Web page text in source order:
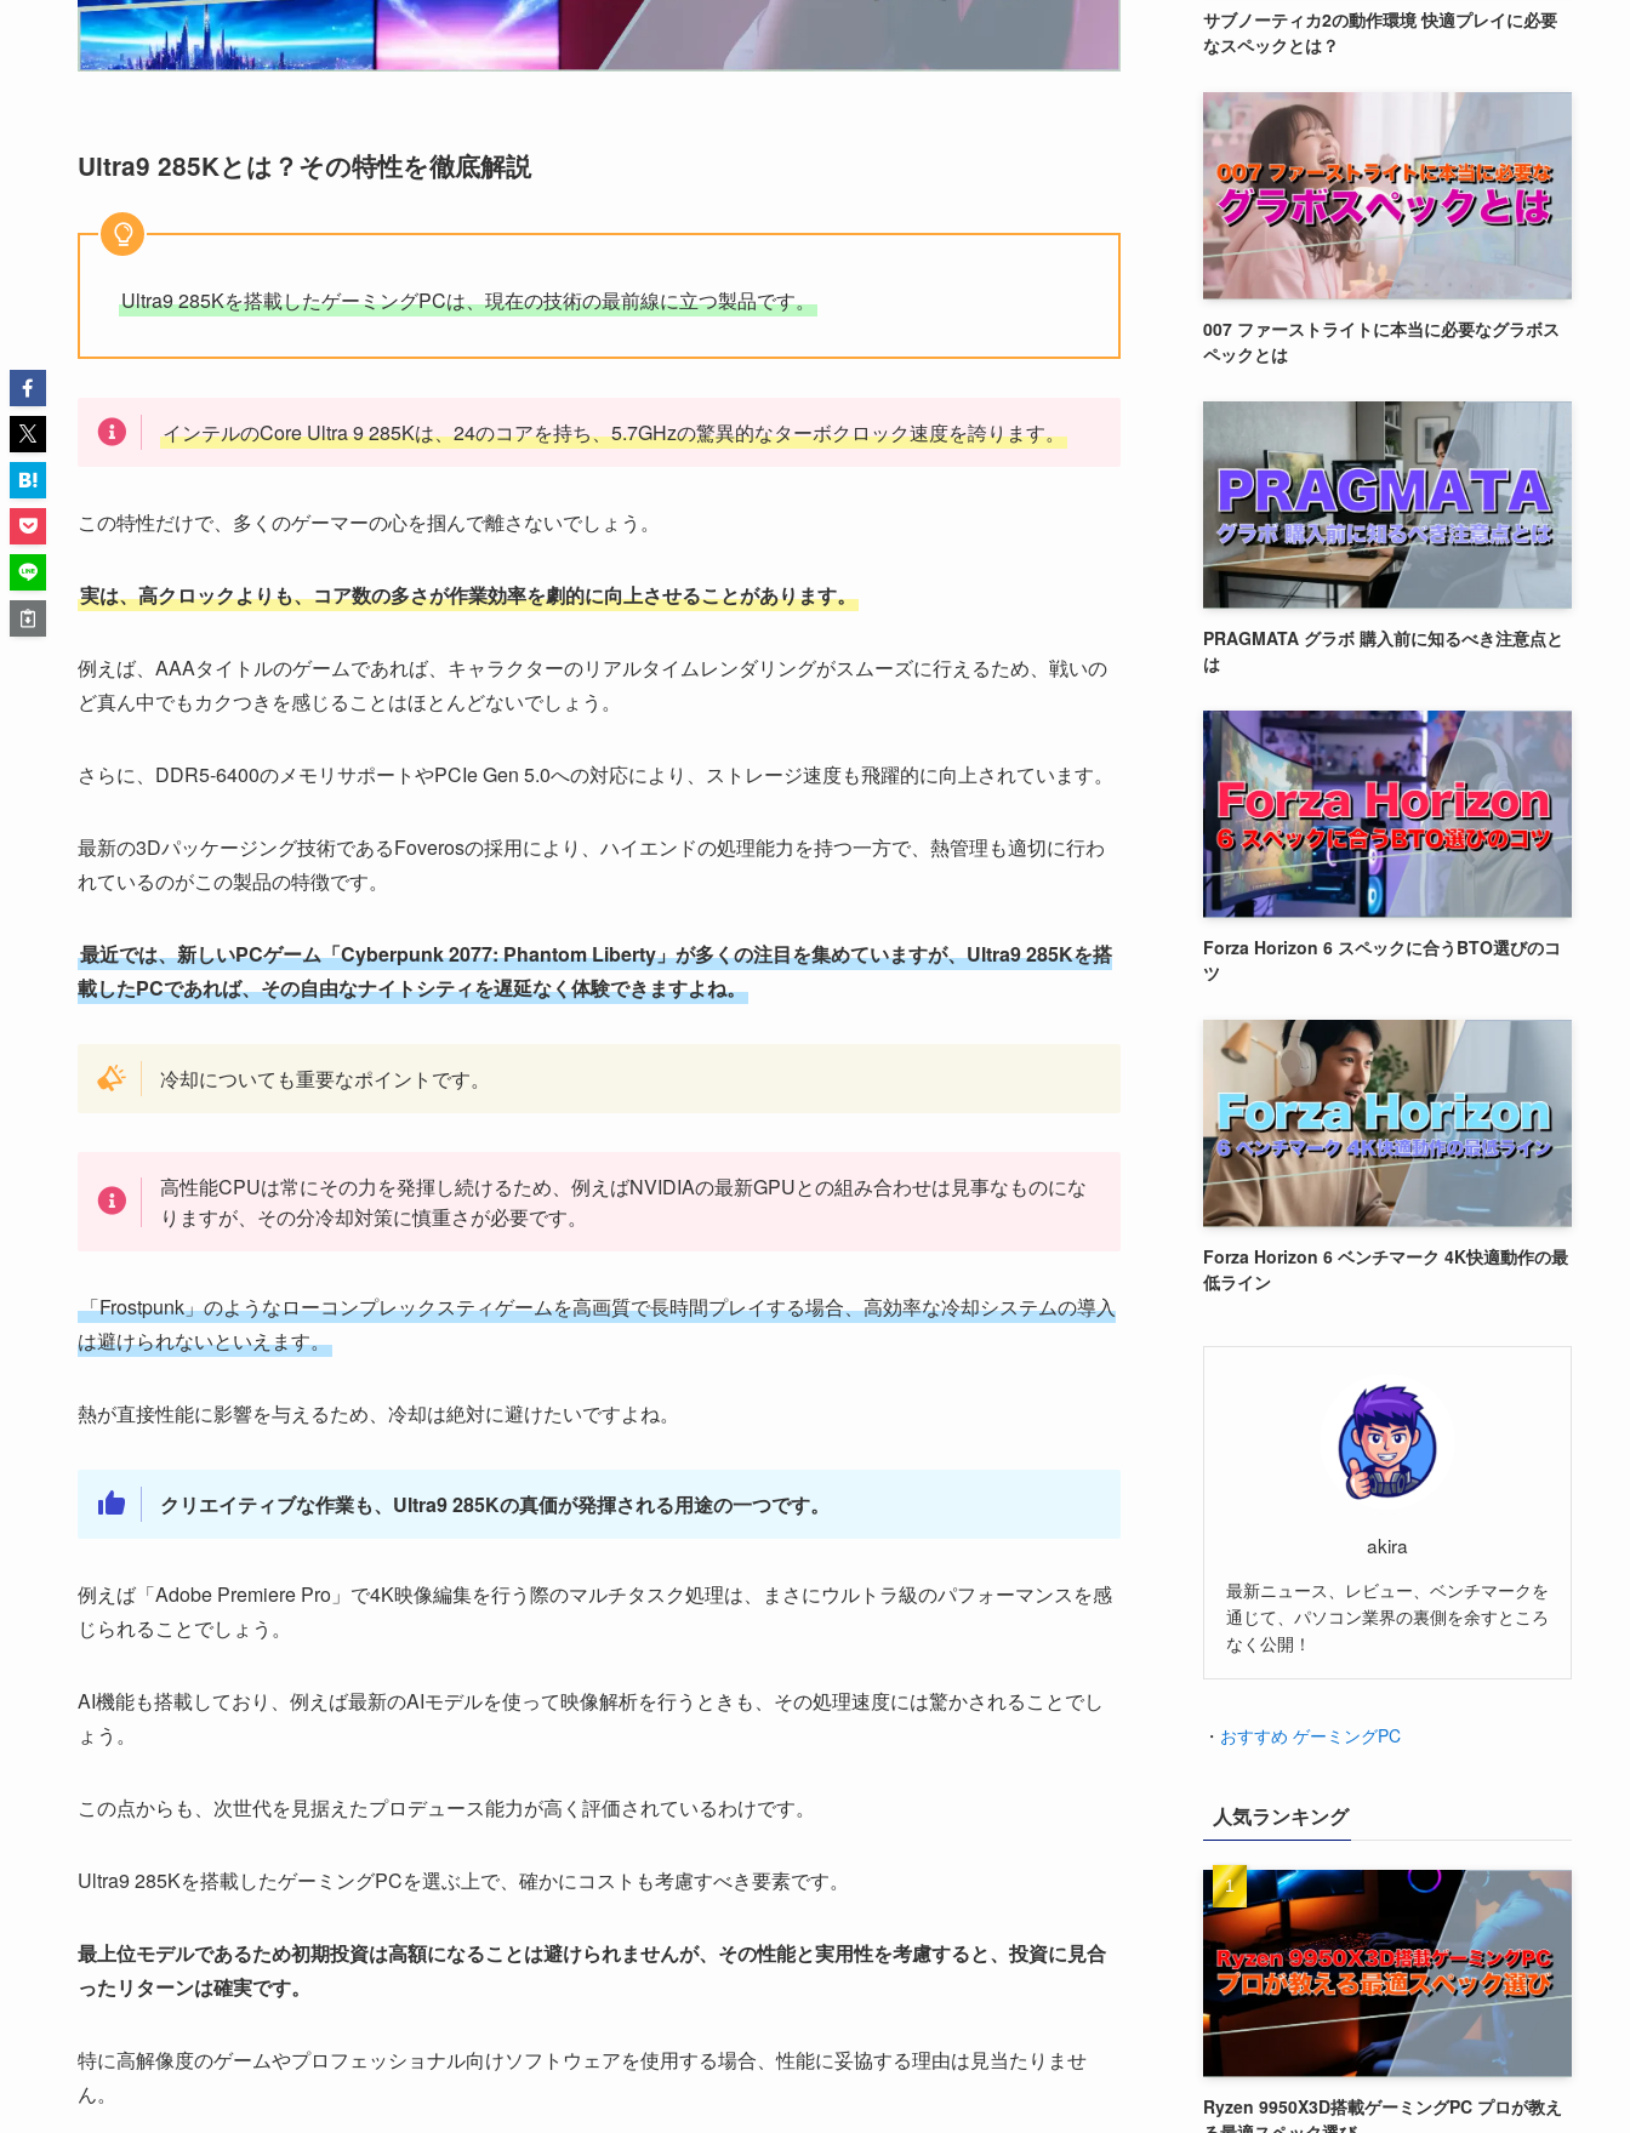
Ultra9 285Kとは？その特性を徹底解説
Ultra9 285Kを搭載したゲーミングPCは、現在の技術の最前線に立つ製品です。
インテルのCore Ultra 9 285Kは、24のコアを持ち、5.7GHzの驚異的なターボクロック速度を誇ります。
この特性だけで、多くのゲーマーの心を掴んで離さないでしょう。
実は、高クロックよりも、コア数の多さが作業効率を劇的に向上させることがあります。
例えば、AAAタイトルのゲームであれば、キャラクターのリアルタイムレンダリングがスムーズに行えるため、戦いの
ど真ん中でもカクつきを感じることはほとんどないでしょう。
さらに、DDR5-6400のメモリサポートやPCIe Gen 5.0への対応により、ストレージ速度も飛躍的に向上されています。
最新の3Dパッケージング技術であるFoverosの採用により、ハイエンドの処理能力を持つ一方で、熱管理も適切に行わ
れているのがこの製品の特徴です。
最近では、新しいPCゲーム「Cyberpunk 2077: Phantom Liberty」が多くの注目を集めていますが、Ultra9 285Kを搭
載したPCであれば、その自由なナイトシティを遅延なく体験できますよね。
冷却についても重要なポイントです。
高性能CPUは常にその力を発揮し続けるため、例えばNVIDIAの最新GPUとの組み合わせは見事なものにな
りますが、その分冷却対策に慎重さが必要です。
「Frostpunk」のようなローコンプレックスティゲームを高画質で長時間プレイする場合、高効率な冷却システムの導入
は避けられないといえます。
熱が直接性能に影響を与えるため、冷却は絶対に避けたいですよね。
クリエイティブな作業も、Ultra9 285Kの真価が発揮される用途の一つです。
例えば「Adobe Premiere Pro」で4K映像編集を行う際のマルチタスク処理は、まさにウルトラ級のパフォーマンスを感
じられることでしょう。
AI機能も搭載しており、例えば最新のAIモデルを使って映像解析を行うときも、その処理速度には驚かされることでし
ょう。
この点からも、次世代を見据えたプロデュース能力が高く評価されているわけです。
Ultra9 285Kを搭載したゲーミングPCを選ぶ上で、確かにコストも考慮すべき要素です。
最上位モデルであるため初期投資は高額になることは避けられませんが、その性能と実用性を考慮すると、投資に見合
ったリターンは確実です。
特に高解像度のゲームやプロフェッショナル向けソフトウェアを使用する場合、性能に妥協する理由は見当たりませ
ん。
サブノーティカ2の動作環境 快適プレイに必要
なスペックとは？
007 ファーストライトに本当に必要なグラボス
ペックとは
PRAGMATA グラボ 購入前に知るべき注意点と
は
Forza Horizon 6 スペックに合うBTO選びのコ
ツ
Forza Horizon 6 ベンチマーク 4K快適動作の最
低ライン
akira
最新ニュース、レビュー、ベンチマークを
通じて、パソコン業界の裏側を余すところ
なく公開！
・ おすすめ ゲーミングPC
人気ランキング
Ryzen 9950X3D搭載ゲーミングPC プロが教え